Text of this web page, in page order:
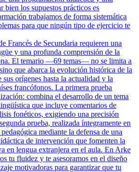
bien los supuestos prácticos es
trabajamos de forma sistemática
para que ningún tipo de ejercicio te
Francés de Secundaria requieren una
y una profunda comprensión de la
El temario —69 temas— no se limita a
que abarca la evolución histórica de la
orígenes hasta la actualidad y la
francófonos. La primera prueba
combina el desarrollo de un tema
que incluye comentarios de
fonéticos, exigiendo una precisión
prueba, realizada íntegramente en
mediante la defensa de una
de intervención que fomenten la
en lengua extranjera en el aula. En Arke
tu fluidez y te asesoramos en el diseño
motivadoras para garantizar que tu